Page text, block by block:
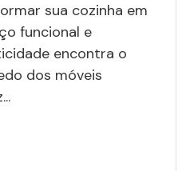
sua cozinha em
funcional e
encontra o
dos móveis